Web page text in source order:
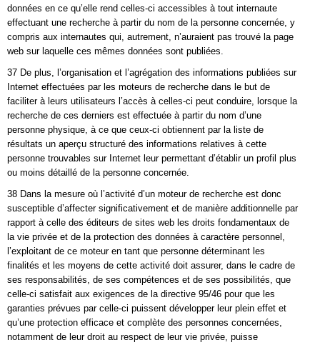
données en ce qu’elle rend celles-ci accessibles à tout internaute
effectuant une recherche à partir du nom de la personne concernée, y
compris aux internautes qui, autrement, n’auraient pas trouvé la page
web sur laquelle ces mêmes données sont publiées.
37 De plus, l’organisation et l’agrégation des informations publiées sur
Internet effectuées par les moteurs de recherche dans le but de
faciliter à leurs utilisateurs l’accès à celles-ci peut conduire, lorsque la
recherche de ces derniers est effectuée à partir du nom d’une
personne physique, à ce que ceux-ci obtiennent par la liste de
résultats un aperçu structuré des informations relatives à cette
personne trouvables sur Internet leur permettant d’établir un profil plus
ou moins détaillé de la personne concernée.
38 Dans la mesure où l’activité d’un moteur de recherche est donc
susceptible d’affecter significativement et de manière additionnelle par
rapport à celle des éditeurs de sites web les droits fondamentaux de
la vie privée et de la protection des données à caractère personnel,
l’exploitant de ce moteur en tant que personne déterminant les
finalités et les moyens de cette activité doit assurer, dans le cadre de
ses responsabilités, de ses compétences et de ses possibilités, que
celle-ci satisfait aux exigences de la directive 95/46 pour que les
garanties prévues par celle-ci puissent développer leur plein effet et
qu’une protection efficace et complète des personnes concernées,
notamment de leur droit au respect de leur vie privée, puisse